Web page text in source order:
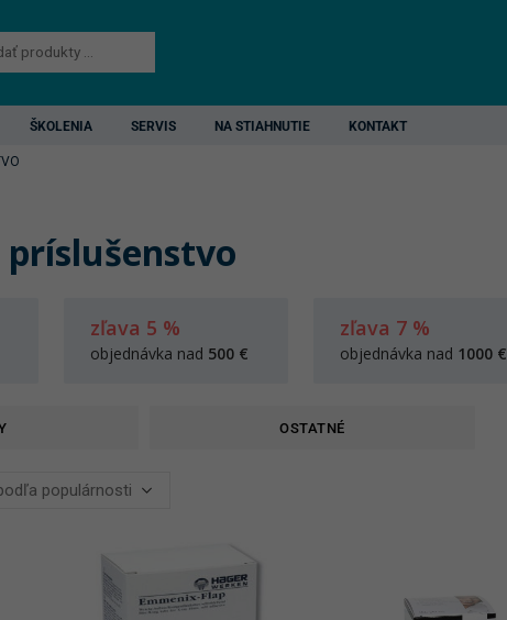
ŠKOLENIA SERVIS NA STIAHNUTIE KONTAKT
príslušenstvo
zľava 5 %
objednávka nad 500 €
zľava 7 %
objednávka nad 1000 €
OSTATNÉ